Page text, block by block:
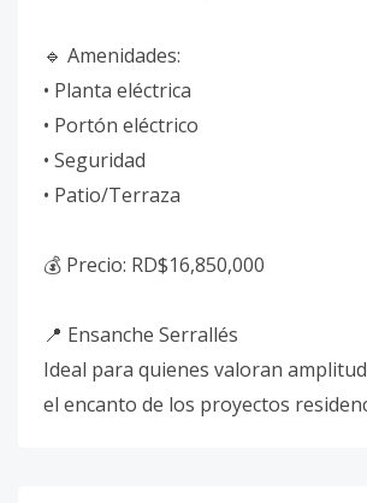
🔹 Amenidades:
• Planta eléctrica
• Portón eléctrico
• Seguridad
• Patio/Terraza
💰 Precio: RD$16,850,000
📍 Ensanche Serrallés
Ideal para quienes valoran
el encanto de los proyectos